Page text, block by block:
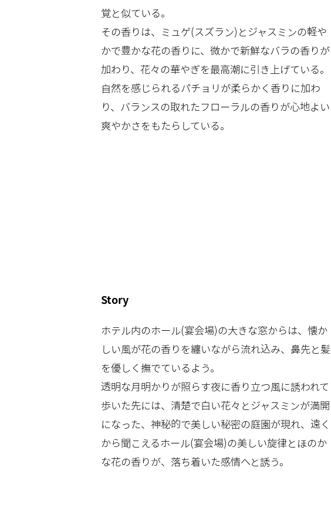
覚と似ている。
その香りは、ミュゲ(スズラン)とジャスミンの軽や
かで豊かな花の香りに、微かで新鮮なバラの香りが
加わり、花々の華やぎを最高潮に引き上げている。
自然を感じられるパチョリが柔らかく香りに加わ
り、バランスの取れたフローラルの香りが心地よい
爽やかさをもたらしている。
Story
ホテル内のホール(宴会場)の大きな窓からは、懐か
しい風が花の香りを纏いながら流れ込み、鼻先と髪
を優しく撫でているよう。
透明な月明かりが照らす夜に香り立つ風に誘われて
歩いた先には、清楚で白い花々とジャスミンが満開
になった、神秘的で美しい秘密の庭園が現れ、遠く
から聞こえるホール(宴会場)の美しい旋律とほのか
な花の香りが、落ち着いた感情へと誘う。